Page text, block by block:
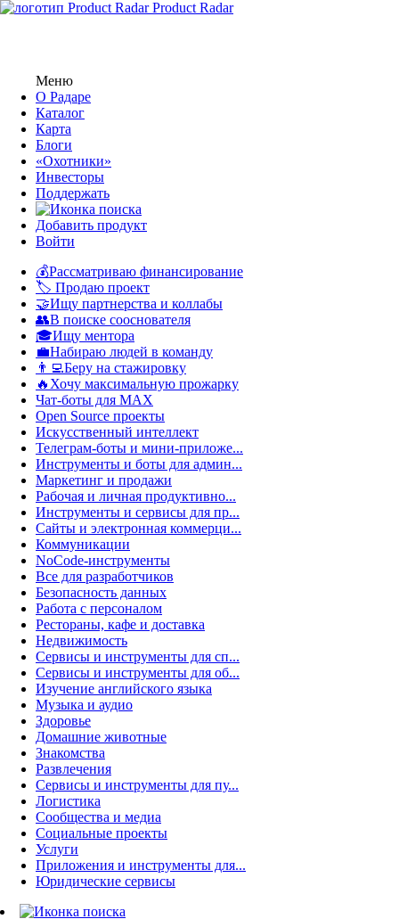
Product Radar
Меню
О Радаре
Каталог
Карта
Блоги
«Охотники»
Инвесторы
Поддержать
Добавить продукт
Войти
💰Рассматриваю финансирование
🏷️ Продаю проект
🤝Ищу партнерства и коллабы
👥В поиске сооснователя
🎓Ищу ментора
💼Набираю людей в команду
👨‍💻Беру на стажировку
🔥Хочу максимальную прожарку
Чат-боты для MAX
Open Source проекты
Искусственный интеллект
Телеграм-боты и мини-приложе...
Инструменты и боты для админ...
Маркетинг и продажи
Рабочая и личная продуктивно...
Инструменты и сервисы для пр...
Сайты и электронная коммерци...
Коммуникации
NoCode-инструменты
Все для разработчиков
Безопасность данных
Работа с персоналом
Рестораны, кафе и доставка
Недвижимость
Сервисы и инструменты для сп...
Сервисы и инструменты для об...
Изучение английского языка
Музыка и аудио
Здоровье
Домашние животные
Знакомства
Развлечения
Сервисы и инструменты для пу...
Логистика
Сообщества и медиа
Социальные проекты
Услуги
Приложения и инструменты для...
Юридические сервисы